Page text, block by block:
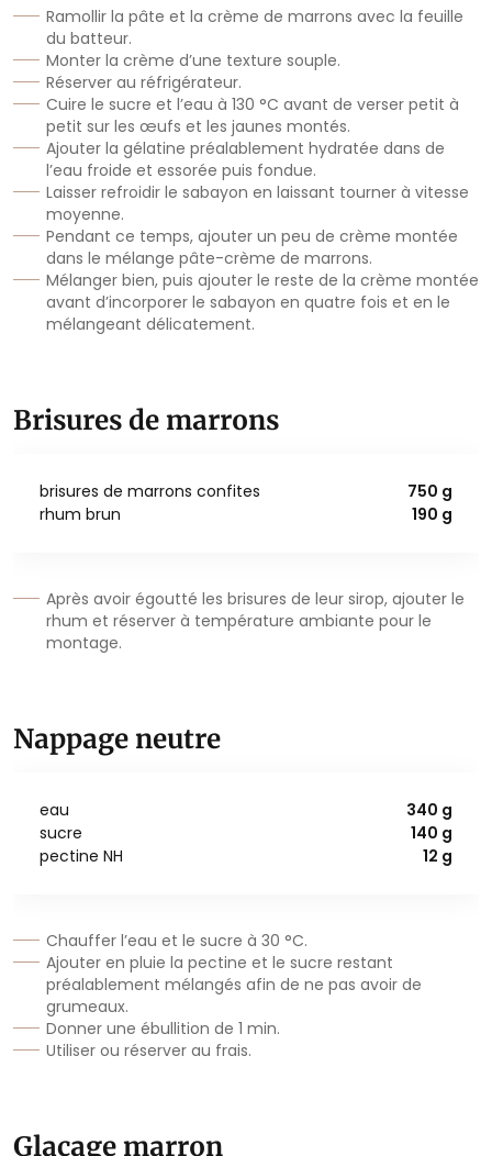
Ramollir la pâte et la crème de marrons avec la feuille
du batteur.
Monter la crème d’une texture souple.
Réserver au réfrigérateur.
Cuire le sucre et l’eau à 130 °C avant de verser petit à
petit sur les œufs et les jaunes montés.
Ajouter la gélatine préalablement hydratée dans de
l’eau froide et essorée puis fondue.
Laisser refroidir le sabayon en laissant tourner à vitesse
moyenne.
Pendant ce temps, ajouter un peu de crème montée
dans le mélange pâte-crème de marrons.
Mélanger bien, puis ajouter le reste de la crème montée
avant d’incorporer le sabayon en quatre fois et en le
mélangeant délicatement.
Brisures de marrons
brisures de marrons confites
750 g
rhum brun
190 g
Après avoir égoutté les brisures de leur sirop, ajouter le
rhum et réserver à température ambiante pour le
montage.
Nappage neutre
eau
340 g
sucre
140 g
pectine NH
12 g
Chauffer l’eau et le sucre à 30 °C.
Ajouter en pluie la pectine et le sucre restant
préalablement mélangés afin de ne pas avoir de
grumeaux.
Donner une ébullition de 1 min.
Utiliser ou réserver au frais.
Glaçage marron